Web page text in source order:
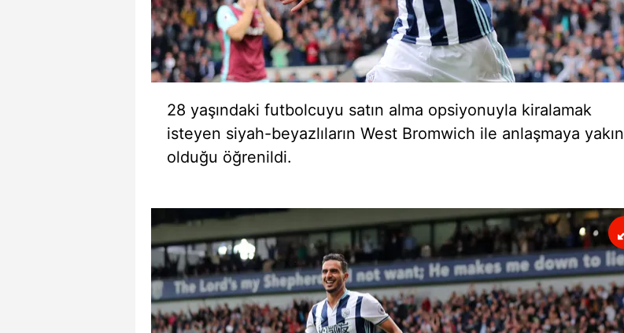
28 yaşındaki futbolcuyu satın alma opsiyonuyla kiralamak
isteyen siyah-beyazlıların West Bromwich ile anlaşmaya yakın
olduğu öğrenildi.